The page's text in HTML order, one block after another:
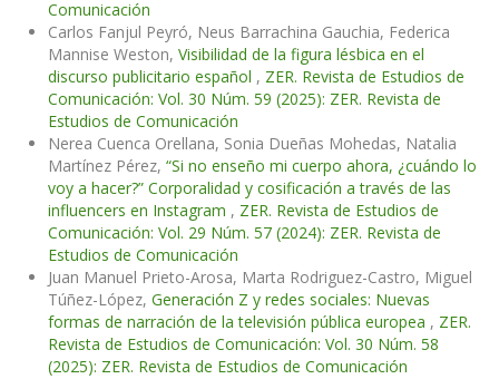
Comunicación
Carlos Fanjul Peyró, Neus Barrachina Gauchia, Federica
Mannise Weston, Visibilidad de la figura lésbica en el
discurso publicitario español , ZER. Revista de Estudios de
Comunicación: Vol. 30 Núm. 59 (2025): ZER. Revista de
Estudios de Comunicación
Nerea Cuenca Orellana, Sonia Dueñas Mohedas, Natalia
Martínez Pérez, “Si no enseño mi cuerpo ahora, ¿cuándo lo
voy a hacer?” Corporalidad y cosificación a través de las
influencers en Instagram , ZER. Revista de Estudios de
Comunicación: Vol. 29 Núm. 57 (2024): ZER. Revista de
Estudios de Comunicación
Juan Manuel Prieto-Arosa, Marta Rodriguez-Castro, Miguel
Túñez-López, Generación Z y redes sociales: Nuevas
formas de narración de la televisión pública europea , ZER.
Revista de Estudios de Comunicación: Vol. 30 Núm. 58
(2025): ZER. Revista de Estudios de Comunicación